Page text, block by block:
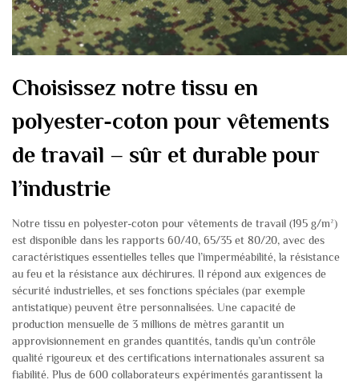
Choisissez notre tissu en
polyester-coton pour vêtements
de travail – sûr et durable pour
l’industrie
Notre tissu en polyester-coton pour vêtements de travail (195 g/m²)
est disponible dans les rapports 60/40, 65/35 et 80/20, avec des
caractéristiques essentielles telles que l’imperméabilité, la résistance
au feu et la résistance aux déchirures. Il répond aux exigences de
sécurité industrielles, et ses fonctions spéciales (par exemple
antistatique) peuvent être personnalisées. Une capacité de
production mensuelle de 3 millions de mètres garantit un
approvisionnement en grandes quantités, tandis qu’un contrôle
qualité rigoureux et des certifications internationales assurent sa
fiabilité. Plus de 600 collaborateurs expérimentés garantissent la